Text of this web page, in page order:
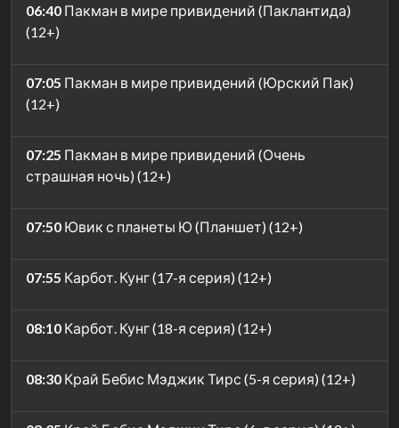
06:40 Пакман в мире привидений (Паклантида)
(12+)
07:05 Пакман в мире привидений (Юрский Пак)
(12+)
07:25 Пакман в мире привидений (Очень
страшная ночь) (12+)
07:50 Ювик с планеты Ю (Планшет) (12+)
07:55 Карбот. Кунг (17-я серия) (12+)
08:10 Карбот. Кунг (18-я серия) (12+)
08:30 Край Бебис Мэджик Тирс (5-я серия) (12+)